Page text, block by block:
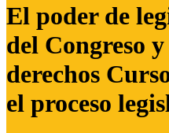
El poder de
del Congreso
derechos
el proceso